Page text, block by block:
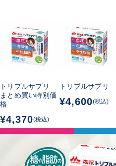
トリプルサプリ
まとめ買い特別価
格
¥4,370(税込)
トリプルサプリ
¥4,600(税込)